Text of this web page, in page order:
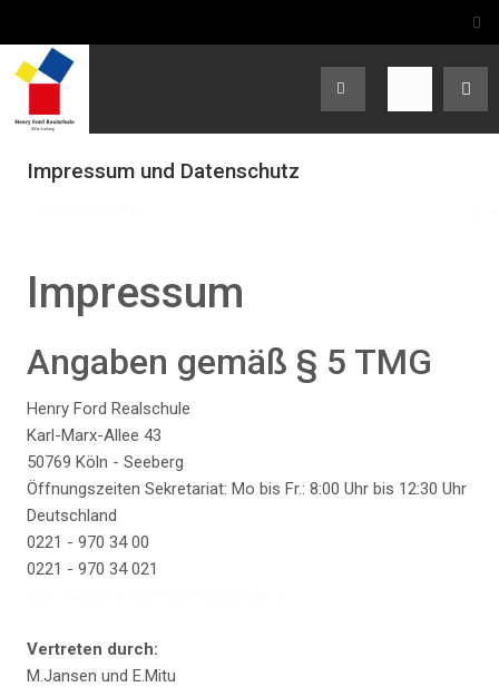
Impressum und Datenschutz
Impressum
Angaben gemäß § 5 TMG
Henry Ford Realschule
Karl-Marx-Allee 43
50769 Köln - Seeberg
Öffnungszeiten Sekretariat: Mo bis Fr.: 8:00 Uhr bis 12:30 Uhr
Deutschland
0221 - 970 34 00
0221 - 970 34 021
Vertreten durch:
M.Jansen und E.Mitu